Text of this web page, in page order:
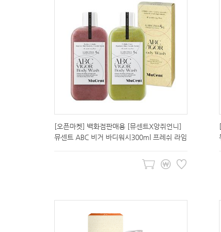
[오픈마켓] 백화점판매용 [뮤센트X앙쥐언니]
뮤센트 ABC 비거 바디워시300ml 프레쉬 라임